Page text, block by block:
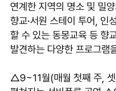
연계한 지역의 명소 및 밀
향교·서원 스테이 투어, 인
할 수 있는 동몽교육 등 향
발견하는 다양한 프로그램
△9~11월(매월 첫째 주, 셋